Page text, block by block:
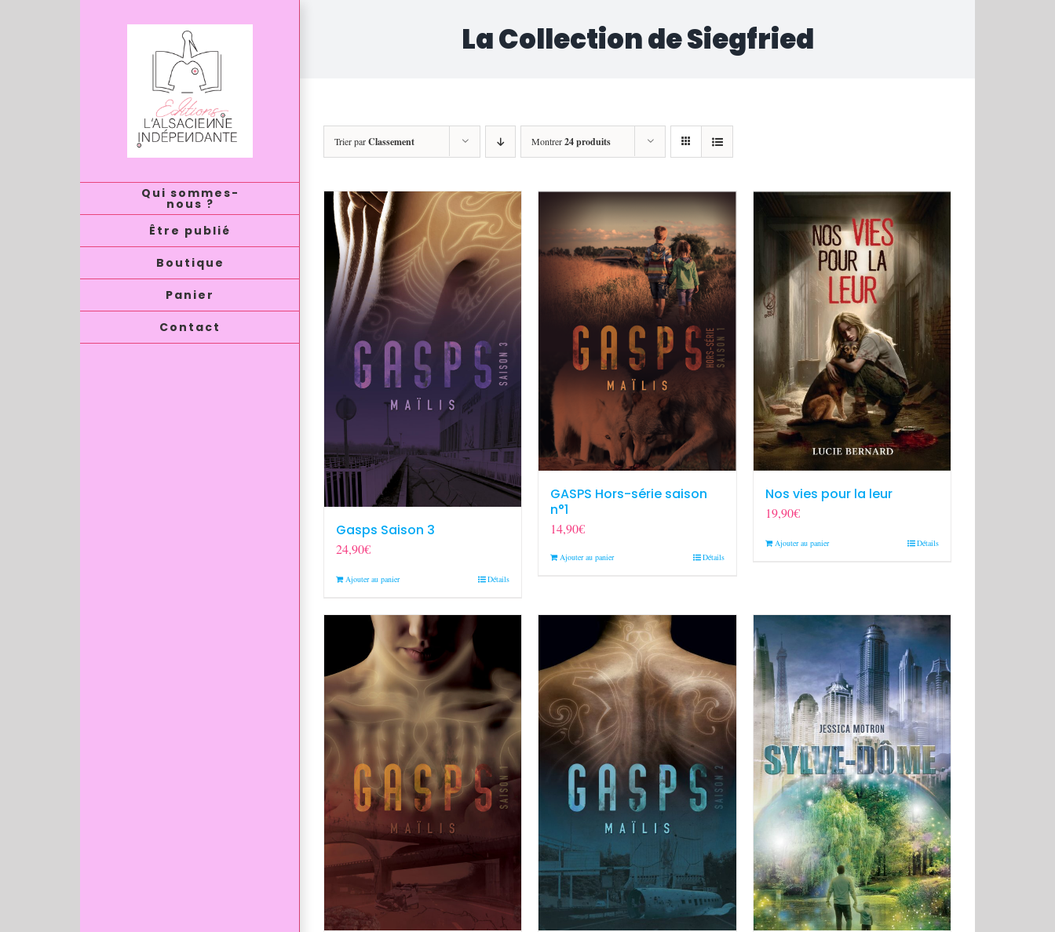
Qui sommes-
nous ?
Être publié
Boutique
Panier
Contact
La Collection de Siegfried
Trier parClassement Montrer24 produits
Gasps Saison 3
24,90€
Ajouter au panier Détails
GASPS Hors-série saison
n°1
14,90€
Ajouter au panier Détails
Nos vies pour la leur
19,90€
Ajouter au panier Détails